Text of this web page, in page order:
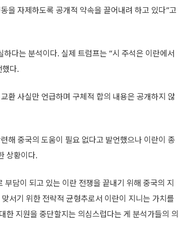
을 자제하도록 공개적 약속을 끌어내려 하고 있다”고
다는 분석이다. 실제 트럼프는 “시 주석은 이란에서
했다.
환 사실만 언급하며 구체적 합의 내용은 공개하지 않
해 중국의 도움이 필요 없다고 발언했으나 이란이 종
상황이다.
담이 되고 있는 이란 전쟁을 끝내기 위해 중국의 지
서기 위한 전략적 균형추로서 이란이 지니는 가치를
지원을 중단할지는 의심스럽다는 게 분석가들의 의